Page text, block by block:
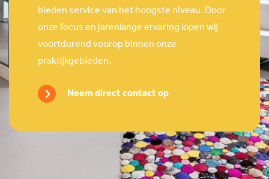
bieden service van het hoogste niveau. Door
onze focus en jarenlange ervaring lopen wij
voortdurend voorop binnen onze
praktijkgebieden.
Neem direct contact op